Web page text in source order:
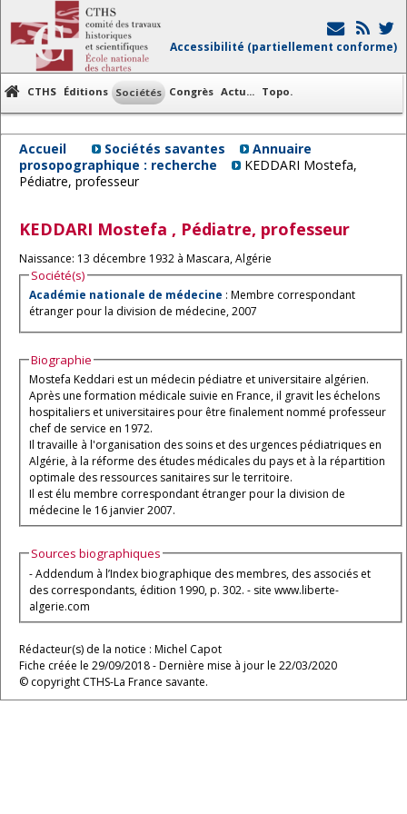
Accessibilité (partiellement conforme)
CTHS Éditions Sociétés Congrès Actu... Topo.
Accueil Sociétés savantes
Annuaire
prosopographique : recherche
KEDDARI Mostefa,
Pédiatre, professeur
KEDDARI Mostefa , Pédiatre, professeur
Naissance: 13 décembre 1932 à Mascara, Algérie
Société(s)
Académie nationale de médecine : Membre correspondant
étranger pour la division de médecine, 2007
Biographie
Mostefa Keddari est un médecin pédiatre et universitaire algérien.
Après une formation médicale suivie en France, il gravit les échelons
hospitaliers et universitaires pour être finalement nommé professeur
chef de service en 1972.
Il travaille à l'organisation des soins et des urgences pédiatriques en
Algérie, à la réforme des études médicales du pays et à la répartition
optimale des ressources sanitaires sur le territoire.
Il est élu membre correspondant étranger pour la division de
médecine le 16 janvier 2007.
Sources biographiques
- Addendum à l’Index biographique des membres, des associés et
des correspondants, édition 1990, p. 302. - site www.liberte-
algerie.com
Rédacteur(s) de la notice : Michel Capot
Fiche créée le 29/09/2018 - Dernière mise à jour le 22/03/2020
© copyright CTHS-La France savante.